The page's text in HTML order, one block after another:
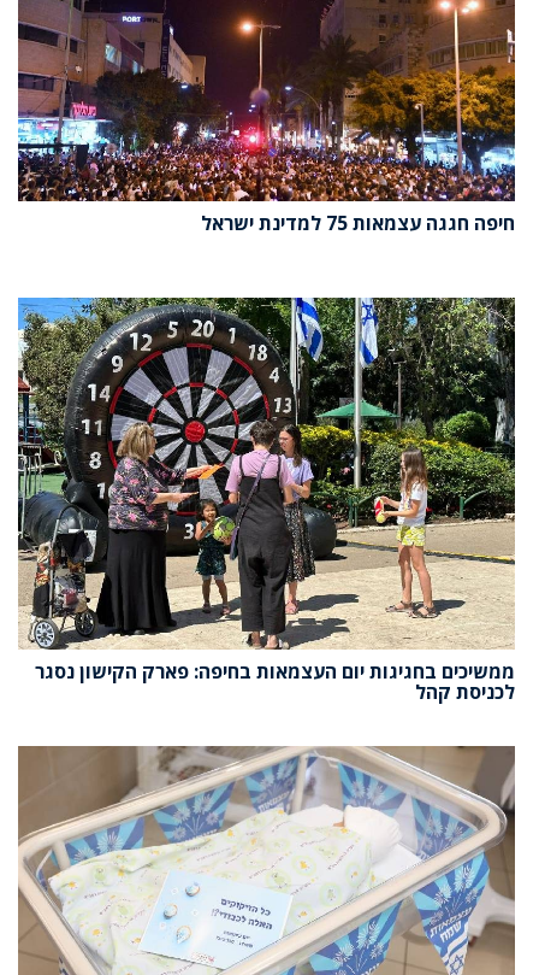
חיפה חגגה עצמאות 75 למדינת ישראל
ממשיכים בחגיגות יום העצמאות בחיפה: פארק הקישון נסגר
לכניסת קהל